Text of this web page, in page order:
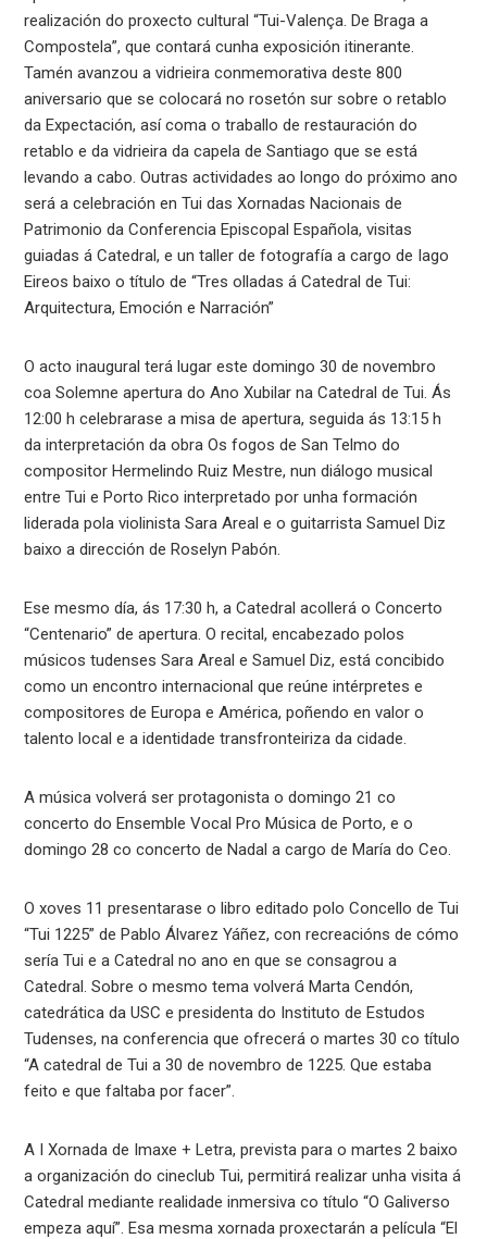
realización do proxecto cultural “Tui-Valença. De Braga a
Compostela”, que contará cunha exposición itinerante.
Tamén avanzou a vidrieira conmemorativa deste 800
aniversario que se colocará no rosetón sur sobre o retablo
da Expectación, así coma o traballo de restauración do
retablo e da vidrieira da capela de Santiago que se está
levando a cabo. Outras actividades ao longo do próximo ano
será a celebración en Tui das Xornadas Nacionais de
Patrimonio da Conferencia Episcopal Española, visitas
guiadas á Catedral, e un taller de fotografía a cargo de Iago
Eireos baixo o título de “Tres olladas á Catedral de Tui:
Arquitectura, Emoción e Narración”
O acto inaugural terá lugar este domingo 30 de novembro
coa Solemne apertura do Ano Xubilar na Catedral de Tui. Ás
12:00 h celebrarase a misa de apertura, seguida ás 13:15 h
da interpretación da obra Os fogos de San Telmo do
compositor Hermelindo Ruiz Mestre, nun diálogo musical
entre Tui e Porto Rico interpretado por unha formación
liderada pola violinista Sara Areal e o guitarrista Samuel Diz
baixo a dirección de Roselyn Pabón.
Ese mesmo día, ás 17:30 h, a Catedral acollerá o Concerto
“Centenario” de apertura. O recital, encabezado polos
músicos tudenses Sara Areal e Samuel Diz, está concibido
como un encontro internacional que reúne intérpretes e
compositores de Europa e América, poñendo en valor o
talento local e a identidade transfronteiriza da cidade.
A música volverá ser protagonista o domingo 21 co
concerto do Ensemble Vocal Pro Música de Porto, e o
domingo 28 co concerto de Nadal a cargo de María do Ceo.
O xoves 11 presentarase o libro editado polo Concello de Tui
“Tui 1225” de Pablo Álvarez Yáñez, con recreacións de cómo
sería Tui e a Catedral no ano en que se consagrou a
Catedral. Sobre o mesmo tema volverá Marta Cendón,
catedrática da USC e presidenta do Instituto de Estudos
Tudenses, na conferencia que ofrecerá o martes 30 co título
“A catedral de Tui a 30 de novembro de 1225. Que estaba
feito e que faltaba por facer”.
A I Xornada de Imaxe + Letra, prevista para o martes 2 baixo
a organización do cineclub Tui, permitirá realizar unha visita á
Catedral mediante realidade inmersiva co título “O Galiverso
empeza aquí”. Esa mesma xornada proxectarán a película “El